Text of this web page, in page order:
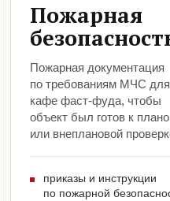
Пожарная
Пожарная документация
по требованиям МЧС для
кафе фаст-фуда, чтобы
объект был готов к
или внеплановой
приказы и инструкции
по пожарной